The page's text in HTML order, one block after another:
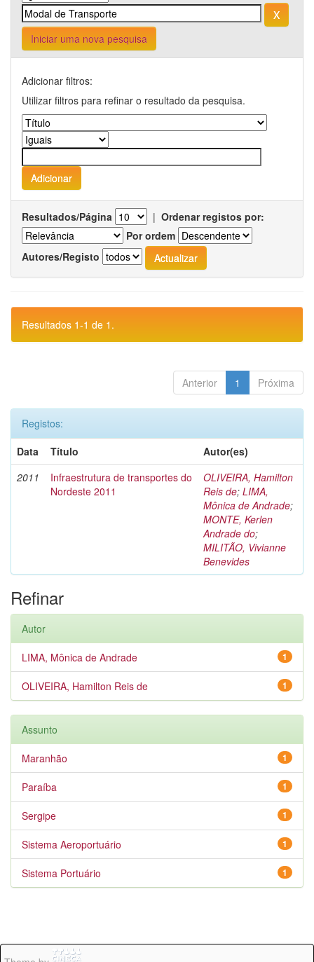
Iniciar uma nova pesquisa
Adicionar filtros:
Utilizar filtros para refinar o resultado da pesquisa.
Resultados/Página | Ordenar registos por:
Por ordem
Autores/Registo
Resultados 1-1 de 1.
Anterior 1 Próxima
Registos:
Data
Título
Autor(es)
2011
Infraestrutura de transportes do
Nordeste 2011
OLIVEIRA, Hamilton
Reis de; LIMA,
Mônica de Andrade;
MONTE, Kerlen
Andrade do;
MILITÃO, Vivianne
Benevides
Refinar
Autor
1
LIMA, Mônica de Andrade
1
OLIVEIRA, Hamilton Reis de
Assunto
1
Maranhão
1
Paraíba
1
Sergipe
1
Sistema Aeroportuário
1
Sistema Portuário